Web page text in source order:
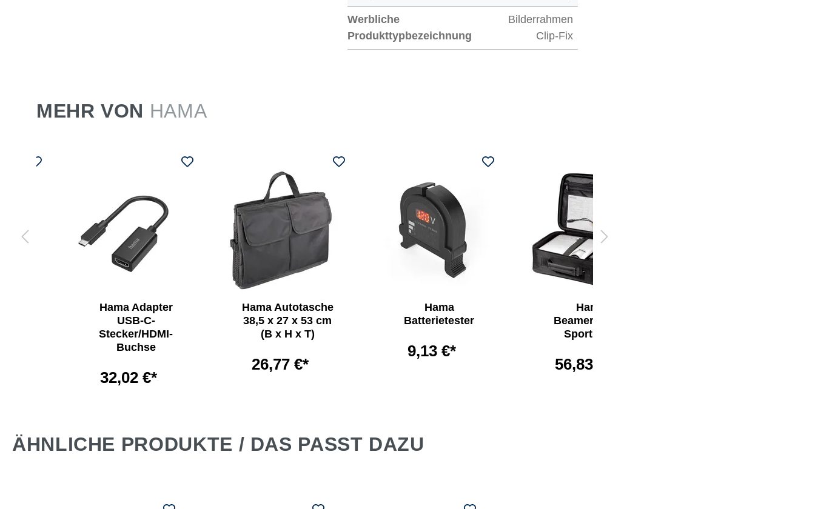
Werbliche
Produkttypbezeichnung
Bilderrahmen
Clip-Fix
MEHR VON HAMA
Hama Adapter
USB-C-
Stecker/HDMI-
Buchse
32,02 €*
Hama Autotasche
38,5 x 27 x 53 cm
(B x H x T)
26,77 €*
Hama
Batterietester
9,13 €*
Hama
Beamertasche
Sportsline
56,83 €*
ÄHNLICHE PRODUKTE / DAS PASST DAZU